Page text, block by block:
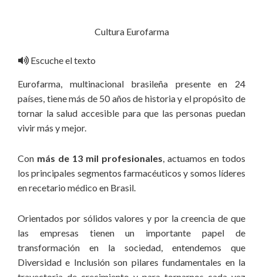
Cultura Eurofarma
Escuche el texto
Eurofarma, multinacional brasileña presente en 24
países, tiene más de 50 años de historia y el propósito de
tornar la salud accesible para que las personas puedan
vivir más y mejor.
Con más de 13 mil profesionales, actuamos en todos
los principales segmentos farmacéuticos y somos líderes
en recetario médico en Brasil.
Orientados por sólidos valores y por la creencia de que
las empresas tienen un importante papel de
transformación en la sociedad, entendemos que
Diversidad e Inclusión son pilares fundamentales en la